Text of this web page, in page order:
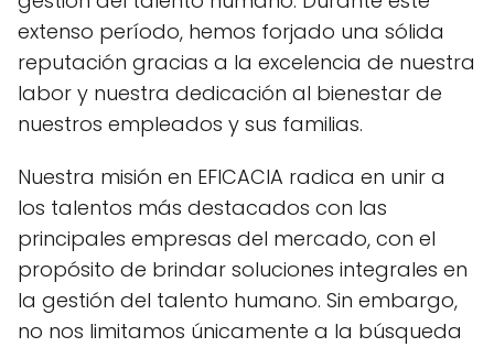
extenso período, hemos forjado una sólida
reputación gracias a la excelencia de nuestra
labor y nuestra dedicación al bienestar de
nuestros empleados y sus familias.
Nuestra misión en EFICACIA radica en unir a
los talentos más destacados con las
principales empresas del mercado, con el
propósito de brindar soluciones integrales en
la gestión del talento humano. Sin embargo,
no nos limitamos únicamente a la búsqueda